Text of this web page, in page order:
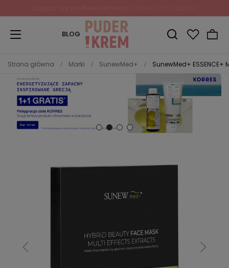
BLOG
Strona główna Marki SunewMed+ SunewMed+